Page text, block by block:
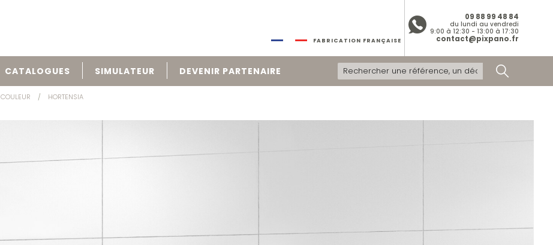
FABRICATION FRANÇAISE
09 88 99 48 84
du lundi au vendredi
9:00 à 12:30 - 13:00 à 17:30
contact@pixpano.fr
CATALOGUES SIMULATEUR DEVENIR PARTENAIRE
COULEUR HORTENSIA